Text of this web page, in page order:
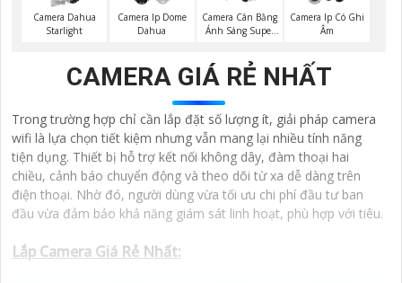
Camera Dahua
Starlight
Camera Ip Dome
Dahua
Camera Cân Bằng
Ánh Sáng Super
Camera Ip Có Ghi
Âm
CAMERA GIÁ RẺ NHẤT
Trong trường hợp chỉ cần lắp đặt số lượng ít, giải pháp camera
wifi là lựa chọn tiết kiệm nhưng vẫn mang lại nhiều tính năng
tiện dụng. Thiết bị hỗ trợ kết nối không dây, đàm thoại hai
chiều, cảnh báo chuyển động và theo dõi từ xa dễ dàng trên
điện thoại. Nhờ đó, người dùng vừa tối ưu chi phí đầu tư ban
đầu vừa đảm bảo khả năng giám sát linh hoạt, phù hợp với tiêu.
Lắp Camera Giá Rẻ Nhất: